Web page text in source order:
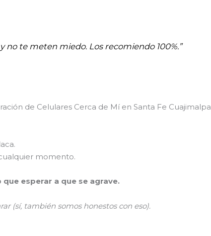
no te meten miedo. Los recomiendo 100%.”
de Celulares Cerca de Mí en Santa Fe Cuajimalpa
momento.
esperar a que se agrave.
(sí, también somos honestos con eso).